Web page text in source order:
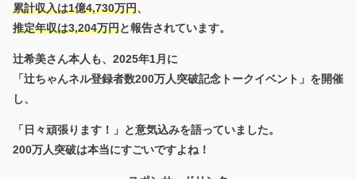
累計収入は1億4,730万円、
推定年収は3,204万円と報告されています。
辻希美さん本人も、2025年1月に
「辻ちゃんネル登録者数200万人突破記念トークイベント」を開催
し、
「日々頑張ります！」と意気込みを語っていました。
200万人突破は本当にすごいですよね！